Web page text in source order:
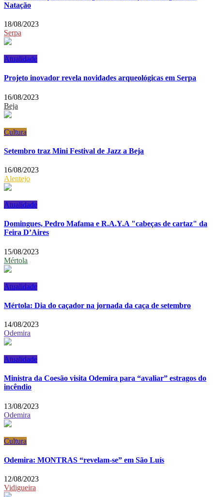
Natação
18/08/2023
Serpa
Atualidade
Projeto inovador revela novidades arqueológicas em Serpa
16/08/2023
Beja
Cultura
Setembro traz Mini Festival de Jazz a Beja
16/08/2023
Alentejo
Atualidade
Domingues, Pedro Mafama e R.A.Y.A "cabeças de cartaz" da
Feira D’Aires
15/08/2023
Mértola
Atualidade
Mértola: Dia do caçador na jornada da caça de setembro
14/08/2023
Odemira
Atualidade
Ministra da Coesão visita Odemira para “avaliar” estragos do
incêndio
13/08/2023
Odemira
Cultura
Odemira: MONTRAS “revelam-se” em São Luís
12/08/2023
Vidigueira